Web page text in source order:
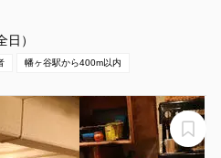
）
幡ヶ谷駅から400m以内
飲食店営業。